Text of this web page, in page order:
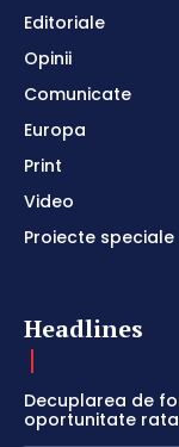
Editoriale
Opinii
Comunicate
Europa
Print
Video
Proiecte speciale
Headlines
Decuplarea de
oportunitate